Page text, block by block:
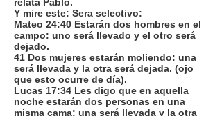
Y mire este: Sera selectivo:
Mateo 24:40 Estarán dos hombres en el
campo: uno será llevado y el otro será
dejado.
41 Dos mujeres estarán moliendo: una
será llevada y la otra será dejada. (ojo
que esto ocurre de día).
Lucas 17:34 Les digo que en aquella
noche estarán dos personas en una
misma cama: una será llevada y la otra